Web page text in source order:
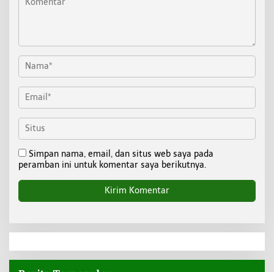
Simpan nama, email, dan situs web saya pada
peramban ini untuk komentar saya berikutnya.